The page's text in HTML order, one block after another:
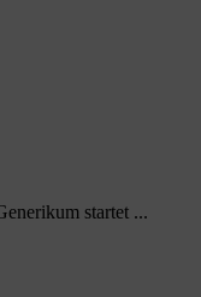
startet ...